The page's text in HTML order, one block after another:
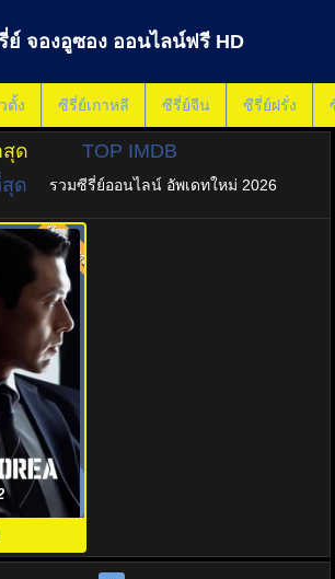
ย์ จองอูซอง ออนไลน์ฟรี HD
ตั้ง ซีรี่ย์เกาหลี ซีรี่ย์จีน ซีรี่ย์ฝรั่ง
สุด
TOP IMDB
ด
รวมซีรี่ย์ออนไลน์ อัพเดทใหม่ 2026
(2025)
(จบ)
พากย์ไทย